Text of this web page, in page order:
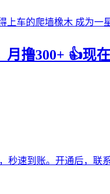
撸300+ 👍现
速到账。开通后，